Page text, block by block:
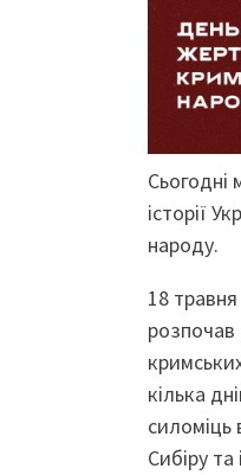
Сьогодні
історії
народу.
18
кілька
силоміць
Сибіру та